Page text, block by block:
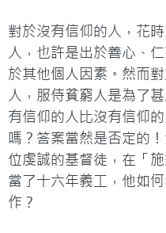
對於沒有信仰的人，花
人，也許是出於善心、
於其他個人因素。然而
人，服侍貧窮人是為了
有信仰的人比沒有信仰
嗎？答案當然是否定的
位虔誠的基督徒，在「施
當了十六年義工，他如
作？